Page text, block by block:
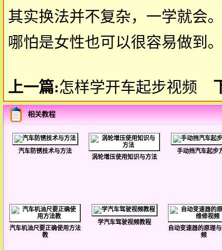
其实换法并不复杂，一学就会
哪怕是女性也可以很容易做到
上一篇:怎样学开车起步视频
相关教程
汽车防锈技术与方法
涡轮增压使用知识与方法
手动挡汽车起步
汽车机油尺要正确使用方法
教
学汽车驾驶视频教程
自动变速器的原理
频